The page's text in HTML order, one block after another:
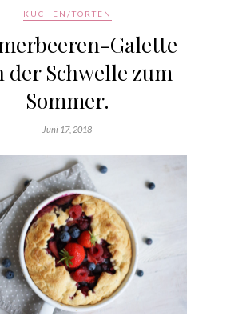
KUCHEN/TORTEN
Galette
der Schwelle zum
Sommer.
Juni 17, 2018